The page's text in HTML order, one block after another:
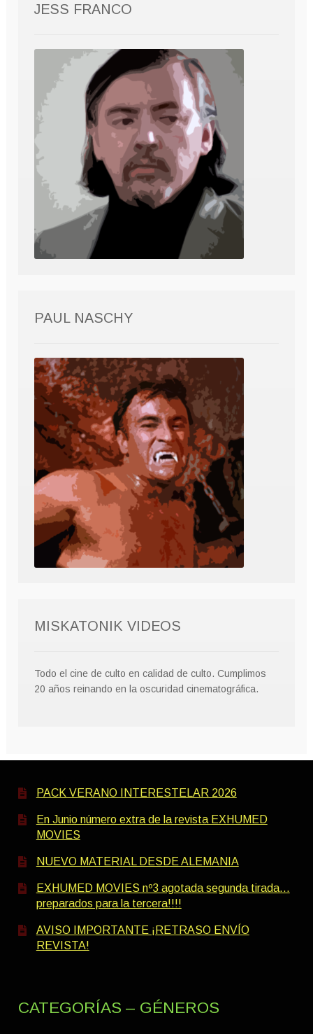
JESS FRANCO
PAUL NASCHY
MISKATONIK VIDEOS
Todo el cine de culto en calidad de culto. Cumplimos
20 años reinando en la oscuridad cinematográfica.
PACK VERANO INTERESTELAR 2026
En Junio número extra de la revista EXHUMED
MOVIES
NUEVO MATERIAL DESDE ALEMANIA
EXHUMED MOVIES nº3 agotada segunda tirada…
preparados para la tercera!!!!
AVISO IMPORTANTE ¡RETRASO ENVÍO
REVISTA!
CATEGORÍAS – GÉNEROS